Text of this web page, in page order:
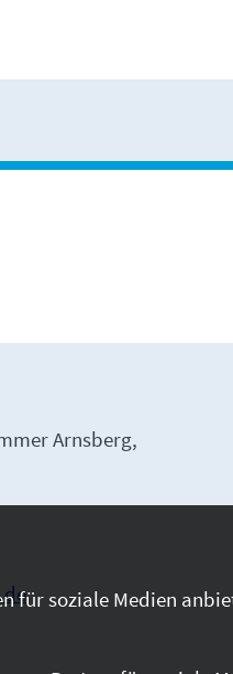
Arnsberg,
für soziale Medien